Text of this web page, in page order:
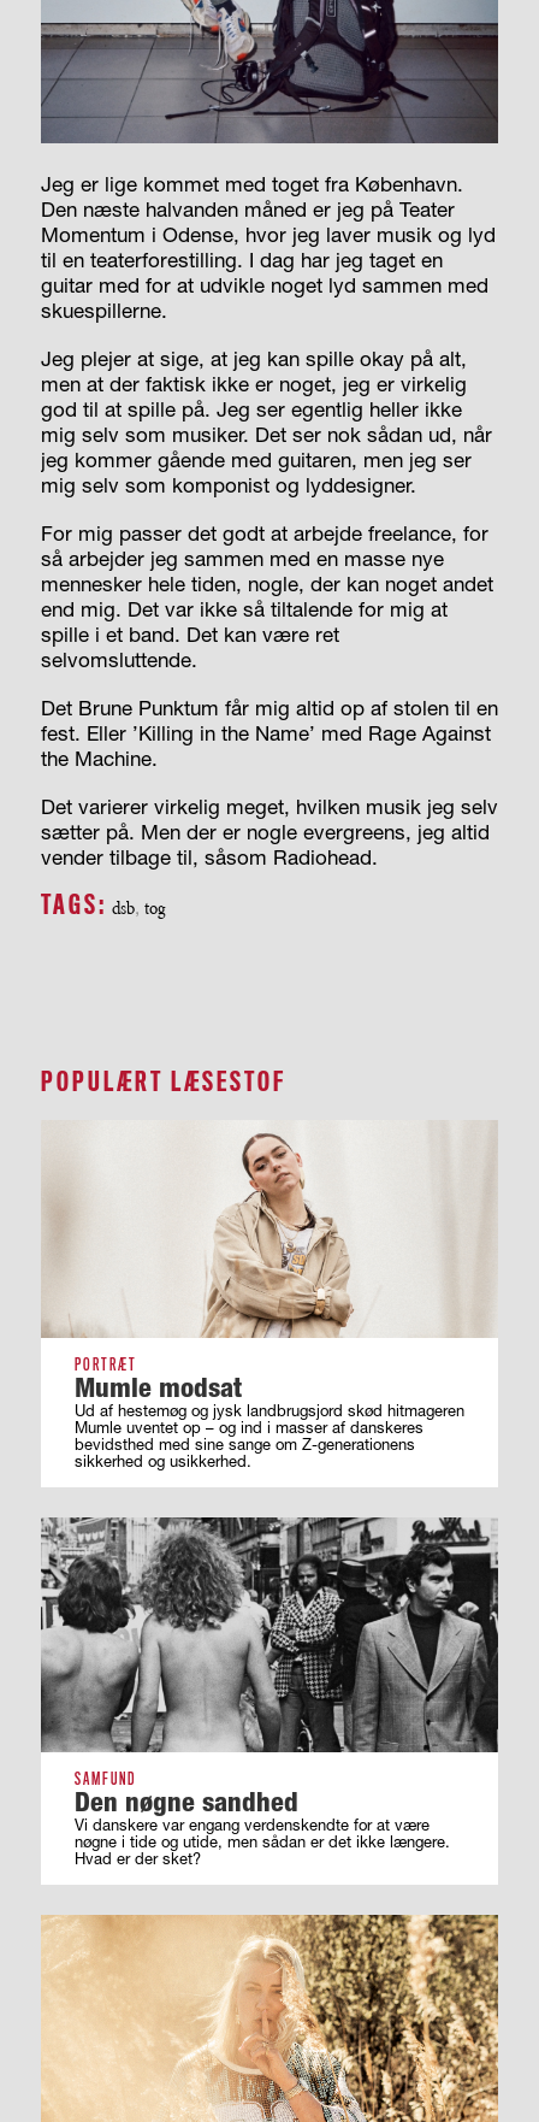
Jeg er lige kommet med toget fra København.
Den næste halvanden måned er jeg på Teater
Momentum i Odense, hvor jeg laver musik og lyd
til en teaterforestilling. I dag har jeg taget en
guitar med for at udvikle noget lyd sammen med
skuespillerne.
Jeg plejer at sige, at jeg kan spille okay på alt,
men at der faktisk ikke er noget, jeg er virkelig
god til at spille på. Jeg ser egentlig heller ikke
mig selv som musiker. Det ser nok sådan ud, når
jeg kommer gående med guitaren, men jeg ser
mig selv som komponist og lyddesigner.
For mig passer det godt at arbejde freelance, for
så arbejder jeg sammen med en masse nye
mennesker hele tiden, nogle, der kan noget andet
end mig. Det var ikke så tiltalende for mig at
spille i et band. Det kan være ret
selvomsluttende.
Det Brune Punktum får mig altid op af stolen til en
fest. Eller ’Killing in the Name’ med Rage Against
the Machine.
Det varierer virkelig meget, hvilken musik jeg selv
sætter på. Men der er nogle evergreens, jeg altid
vender tilbage til, såsom Radiohead.
TAGS: dsb, tog
POPULÆRT LÆSESTOF
PORTRÆT
Mumle modsat
Ud af hestemøg og jysk landbrugsjord skød hitmageren
Mumle uventet op – og ind i masser af ­danskeres
bevidsthed med sine sange om ­Z-generationens
sikkerhed og usikkerhed.
SAMFUND
Den nøgne sandhed
Vi danskere var engang verdenskendte for at være
nøgne i tide og utide, men sådan er det ikke længere.
Hvad er der sket?